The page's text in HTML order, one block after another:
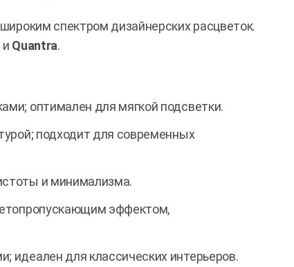
спектром дизайнерских расцветок.
и Quantra.
оптимален для мягкой подсветки.
подходит для современных
и минимализма.
эффектом,
для классических интерьеров.